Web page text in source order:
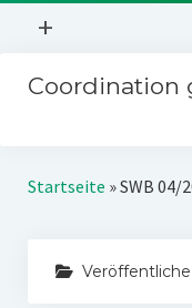
Menü
+
Mitmachen
Coordination
Kampagnen
Stichwort BAYER
Startseite »SWB 04/